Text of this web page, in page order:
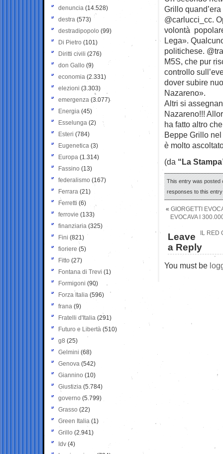
Grillo
@carlucci_cc.
volontà
Lega».
politichese.
M5S, che pur
controllo
dover subire
Nazareno».
Altri si
Nazareno!!!
ha fatto altro
Beppe Grillo
è molto
(da “La
This entry was posted
responses to this
« GIORGETTI
EVOCAVA I
IL RED
Leave
a Reply
You must be
denuncia (14.528)
destra (573)
destradipopolo (99)
Di Pietro (101)
Diritti civili (276)
don Gallo (9)
economia (2.331)
elezioni (3.303)
emergenza (3.077)
Energia (45)
Esselunga (2)
Esteri (784)
Eugenetica (3)
Europa (1.314)
Fassino (13)
federalismo (167)
Ferrara (21)
Ferretti (6)
ferrovie (133)
finanziaria (325)
Fini (821)
fioriere (5)
Fitto (27)
Fontana di Trevi (1)
Formigoni (90)
Forza Italia (596)
frana (9)
Fratelli d'Italia (291)
Futuro e Libertà (510)
g8 (25)
Gelmini (68)
Genova (542)
Giannino (10)
Giustizia (5.784)
governo (5.799)
Grasso (22)
Green Italia (1)
Grillo (2.941)
Idv (4)